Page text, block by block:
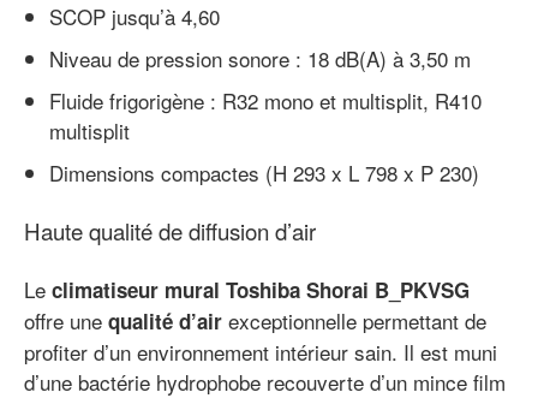
SCOP jusqu’à 4,60
Niveau de pression sonore : 18 dB(A) à 3,50 m
Fluide frigorigène : R32 mono et multisplit, R410
multisplit
Dimensions compactes (H 293 x L 798 x P 230)
Haute qualité de diffusion d’air
Le climatiseur mural Toshiba Shorai B_PKVSG
offre une qualité d’air exceptionnelle permettant de
profiter d’un environnement intérieur sain. Il est muni
d’une bactérie hydrophobe recouverte d’un mince film